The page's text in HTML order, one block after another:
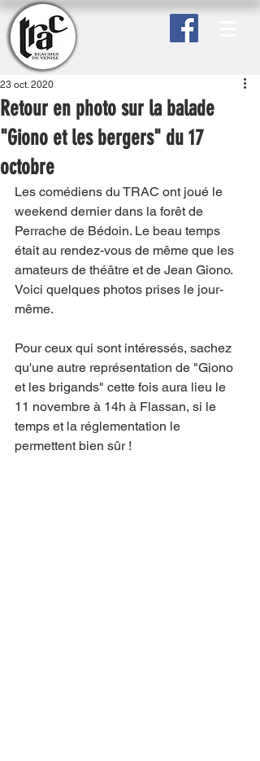
Retour en photo sur la balade
"Giono et les bergers" du 17
octobre
23 oct. 2020
Les comédiens du TRAC ont joué le
weekend dernier dans la forêt de
Perrache de Bédoin. Le beau temps
était au rendez-vous de même que les
amateurs de théâtre et de Jean Giono.
Voici quelques photos prises le jour-
même.
Pour ceux qui sont intéressés, sachez
qu'une autre représentation de "Giono
et les brigands" cette fois aura lieu le
11 novembre à 14h à Flassan, si le
temps et la réglementation le
permettent bien sûr !